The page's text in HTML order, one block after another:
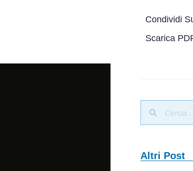
Condividi
Scarica
Altri Post